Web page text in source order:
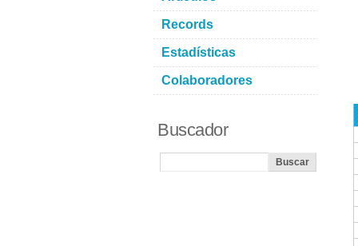
Records
Estadísticas
Colaboradores
Buscador